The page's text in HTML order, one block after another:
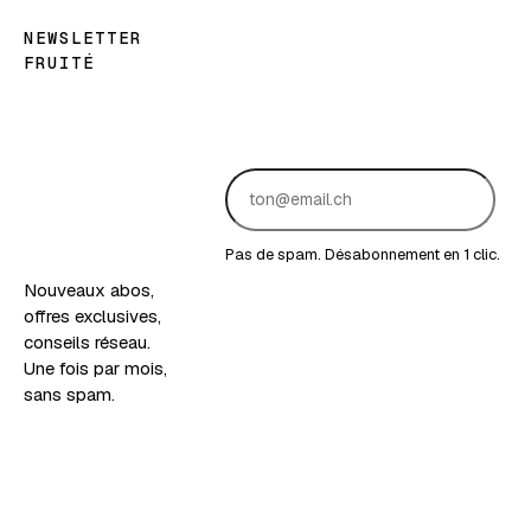
NEWSLETTER
FRUITÉ
Nouveaux abos,
offres exclusives,
conseils réseau.
Une fois par mois,
sans spam.
Pas de spam. Désabonnement en 1 clic.